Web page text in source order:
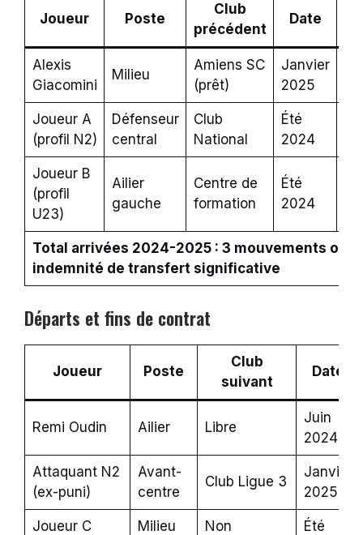
Joueur Poste
Club
précédent
Date
Alexis
Giacomini
Milieu
Amiens SC
(prêt)
Janvier
2025
Joueur A
(profil N2)
Défenseur
central
Club
National
Été
2024
Joueur B
(profil
U23)
Ailier
gauche
Centre de
formation
Été
2024
Total arrivées 2024-2025 : 3 mouvements
indemnité de transfert significative
Départs et fins de contrat
Joueur Poste
Club
suivant
Date
Remi Oudin Ailier Libre
Juin
2024
Attaquant N2
(ex-puni)
Avant-
centre
Club Ligue 3
Janvier
2025
Joueur C
Milieu
Non
Été